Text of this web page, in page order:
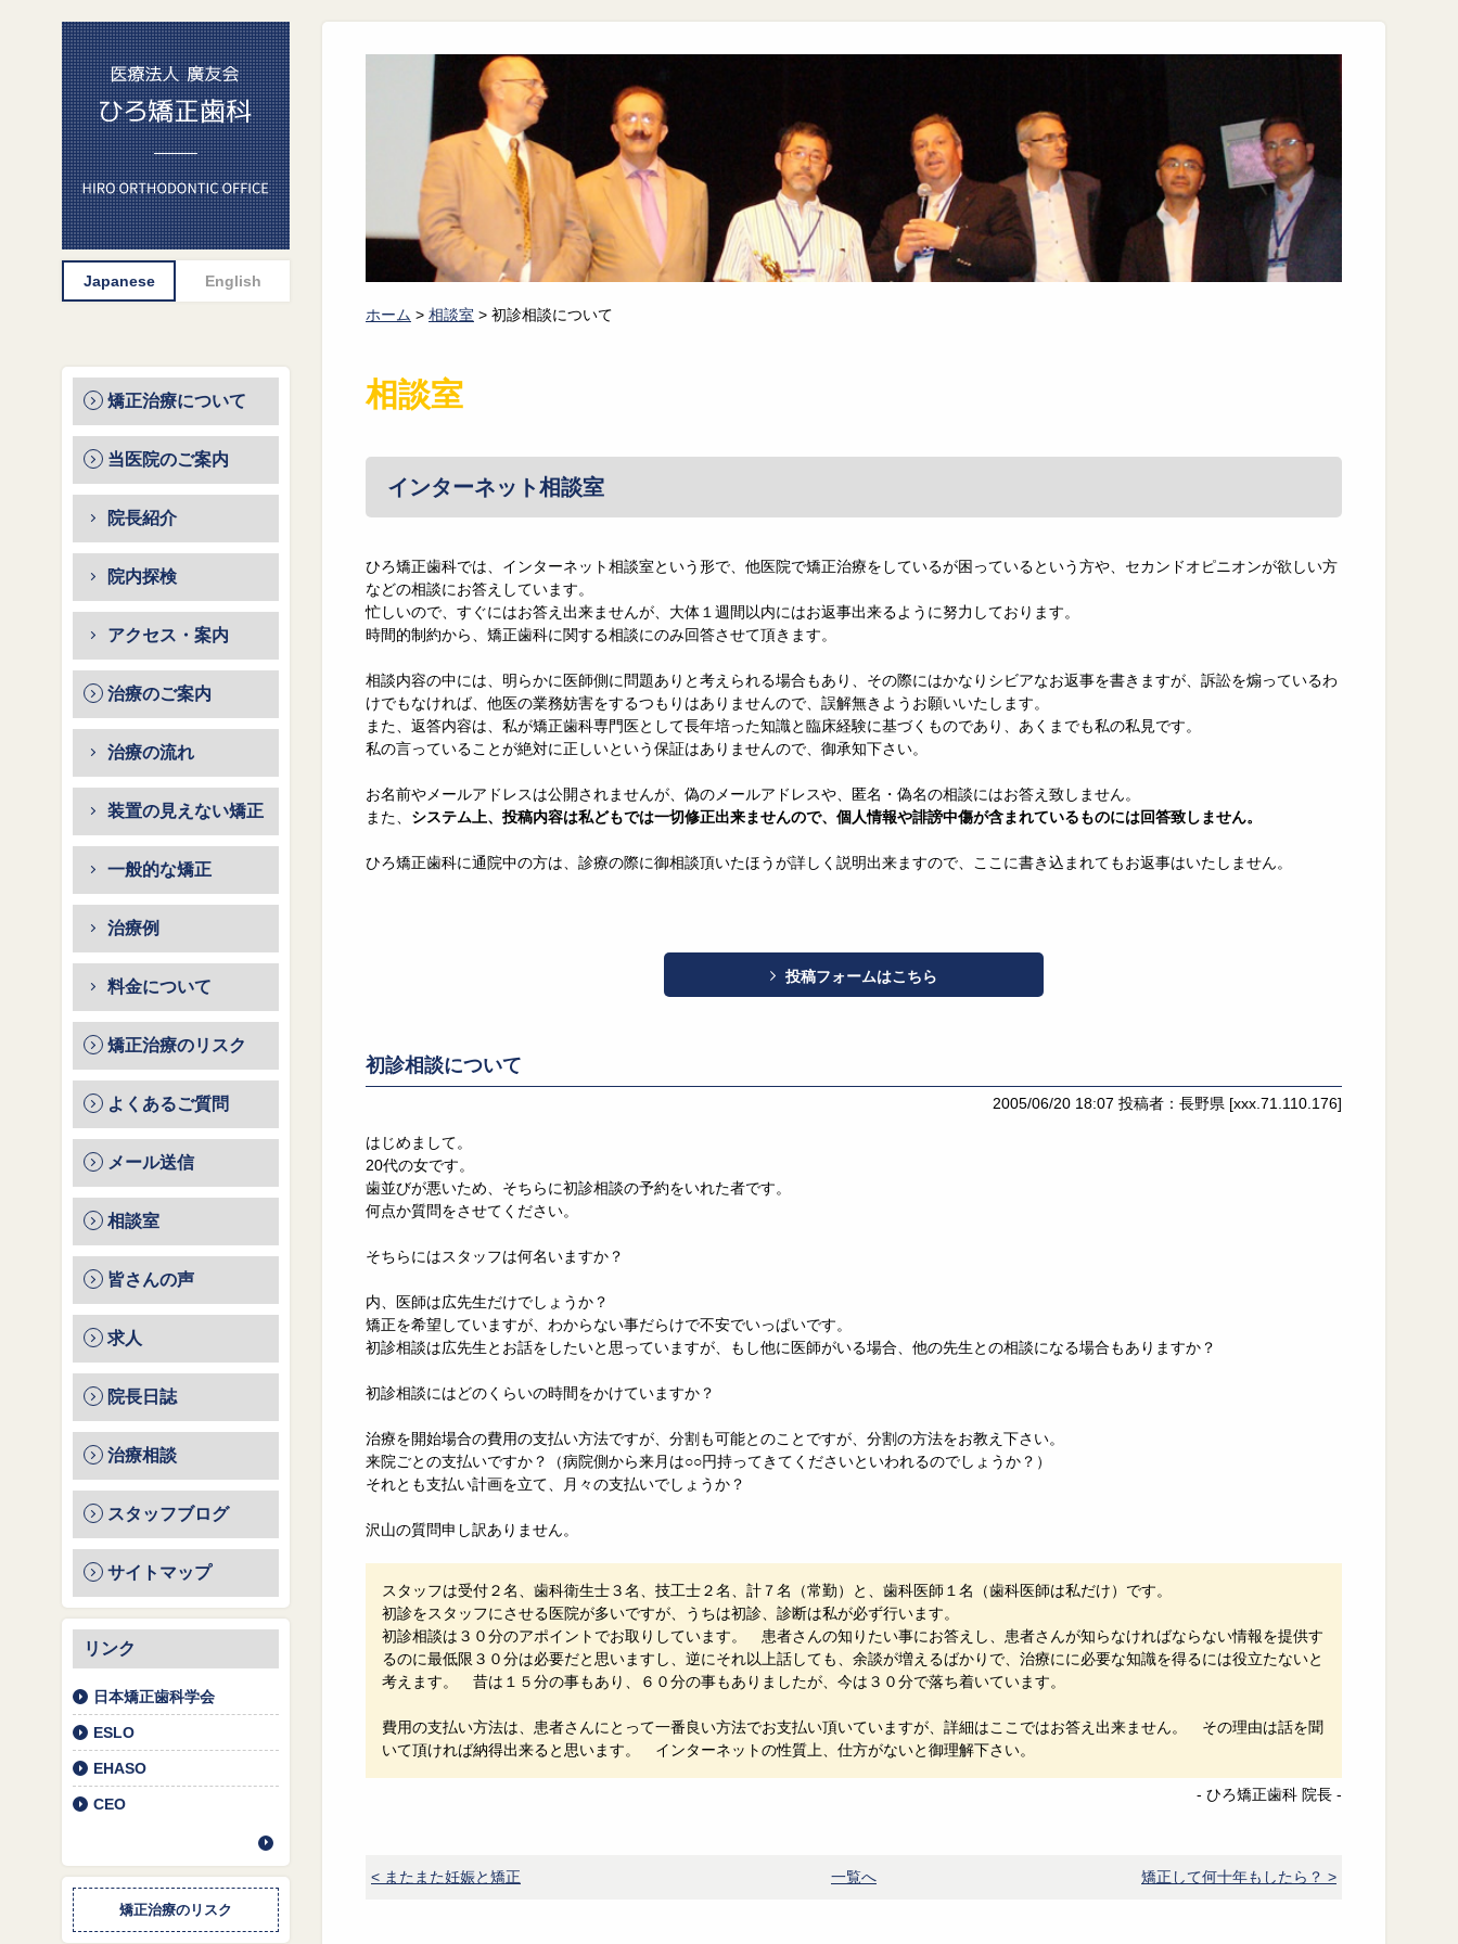
矯正治療について
当医院のご案内
院長紹介
院内探検
アクセス・案内
治療のご案内
治療の流れ
装置の見えない矯正
一般的な矯正
治療例
料金について
矯正治療のリスク
よくあるご質問
メール送信
相談室
皆さんの声
求人
院長日誌
治療相談
スタッフブログ
サイトマップ
リンク
日本矯正歯科学会
ESLO
EHASO
CEO
矯正治療のリスク
ホーム > 相談室 > 初診相談について
相談室
インターネット相談室
ひろ矯正歯科では、インターネット相談室という形で、他医院で矯正治療をしているが困っているという方や、セカンドオピニオンが欲しい方
などの相談にお答えしています。
忙しいので、すぐにはお答え出来ませんが、大体１週間以内にはお返事出来るように努力しております。
時間的制約から、矯正歯科に関する相談にのみ回答させて頂きます。
相談内容の中には、明らかに医師側に問題ありと考えられる場合もあり、その際にはかなりシビアなお返事を書きますが、訴訟を煽っているわ
けでもなければ、他医の業務妨害をするつもりはありませんので、誤解無きようお願いいたします。
また、返答内容は、私が矯正歯科専門医として長年培った知識と臨床経験に基づくものであり、あくまでも私の私見です。
私の言っていることが絶対に正しいという保証はありませんので、御承知下さい。
お名前やメールアドレスは公開されませんが、偽のメールアドレスや、匿名・偽名の相談にはお答え致しません。
また、 システム上、投稿内容は私どもでは一切修正出来ませんので、個人情報や誹謗中傷が含まれているものには回答致しません。
ひろ矯正歯科に通院中の方は、診療の際に御相談頂いたほうが詳しく説明出来ますので、ここに書き込まれてもお返事はいたしません。
投稿フォームはこちら
初診相談について
2005/06/20 18:07 投稿者：長野県 [xxx.71.110.176]
はじめまして。
20代の女です。
歯並びが悪いため、そちらに初診相談の予約をいれた者です。
何点か質問をさせてください。
そちらにはスタッフは何名いますか？
内、医師は広先生だけでしょうか？
矯正を希望していますが、わからない事だらけで不安でいっぱいです。
初診相談は広先生とお話をしたいと思っていますが、もし他に医師がいる場合、他の先生との相談になる場合もありますか？
初診相談にはどのくらいの時間をかけていますか？
治療を開始場合の費用の支払い方法ですが、分割も可能とのことですが、分割の方法をお教え下さい。
来院ごとの支払いですか？（病院側から来月は○○円持ってきてくださいといわれるのでしょうか？）
それとも支払い計画を立て、月々の支払いでしょうか？
沢山の質問申し訳ありません。
スタッフは受付２名、歯科衛生士３名、技工士２名、計７名（常勤）と、歯科医師１名（歯科医師は私だけ）です。
初診をスタッフにさせる医院が多いですが、うちは初診、診断は私が必ず行います。
初診相談は３０分のアポイントでお取りしています。 患者さんの知りたい事にお答えし、患者さんが知らなければならない情報を提供す
るのに最低限３０分は必要だと思いますし、逆にそれ以上話しても、余談が増えるばかりで、治療にに必要な知識を得るには役立たないと
考えます。 昔は１５分の事もあり、６０分の事もありましたが、今は３０分で落ち着いています。
費用の支払い方法は、患者さんにとって一番良い方法でお支払い頂いていますが、詳細はここではお答え出来ません。 その理由は話を聞
いて頂ければ納得出来ると思います。 インターネットの性質上、仕方がないと御理解下さい。
- ひろ矯正歯科 院長 -
< またまた妊娠と矯正 一覧へ 矯正して何十年もしたら？ >